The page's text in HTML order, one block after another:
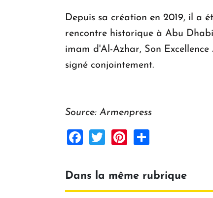
Depuis sa création en 2019, il a
rencontre historique à Abu
imam d'Al-Azhar, Son
signé conjointement.
Source: Armenpress
Facebook
TwitterPinterest
Dans la même rubrique